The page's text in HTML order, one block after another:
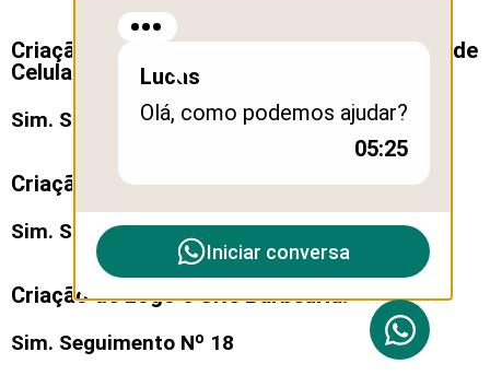
Criação de Logo e Site Assistência Técnica de
Celular:
Sim. Seguimento Nº 16
Criação de Logo e Site Móveis Planejados:
Sim. Seguimento Nº 17
Criação de Logo e Site Barbearia:
Sim. Seguimento Nº 18
Lucas
Olá, como podemos ajudar?
05:25
Iniciar conversa